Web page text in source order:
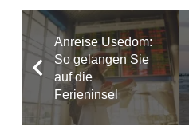
Anreise Usedom:
So gelangen Sie
auf die
Ferieninsel